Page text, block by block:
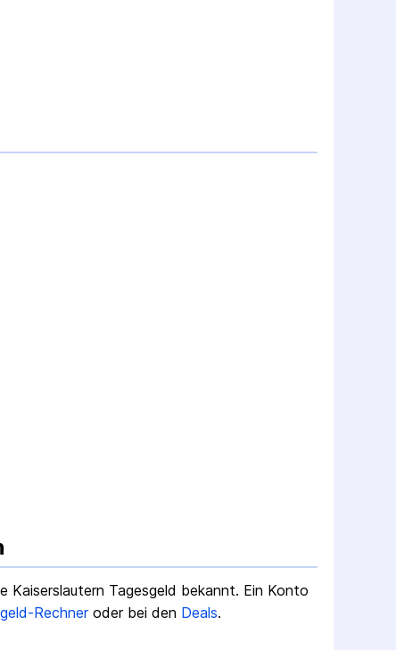
Kaiserslautern Tagesgeld bekannt. Ein Konto
Rechneroder bei den Deals.